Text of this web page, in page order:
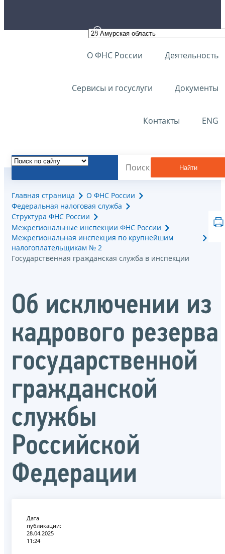
О ФНС России Деятельность
Сервисы и госуслуги Документы
Контакты ENG
Найти
Главная страница
О ФНС России
Федеральная налоговая служба
Структура ФНС России
Межрегиональные инспекции ФНС России
Межрегиональная инспекция по крупнейшим
налогоплательщикам № 2
Государственная гражданская служба в инспекции
Об исключении из
кадрового резерва
государственной
гражданской
службы
Российской
Федерации
Дата
публикации:
28.04.2025
11:24